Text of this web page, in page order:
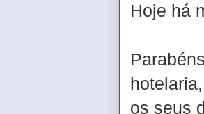
Hoje há
os seus